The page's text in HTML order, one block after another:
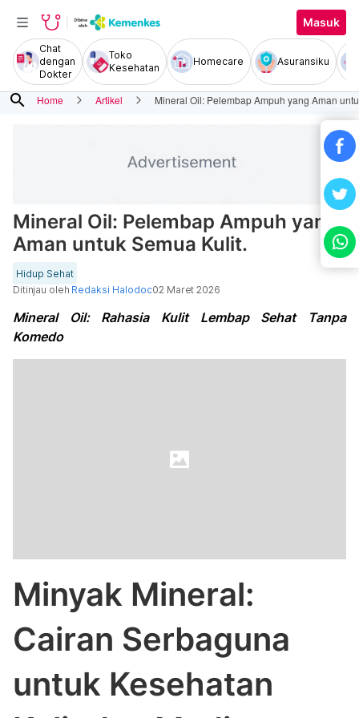
Masuk
Chat
dengan
Dokter
Toko
Kesehatan
Homecare Asuransiku
search Home Artikel Mineral Oil: Pelembap Ampuh yang Aman
Mineral Oil: Pelembap Ampuh yang
Aman untuk Semua Kulit.
Hidup Sehat
Ditinjau oleh Redaksi Halodoc02 Maret 2026
Mineral Oil: Rahasia Kulit Lembap Sehat Tanpa
Komedo
Minyak Mineral:
Cairan Serbaguna
untuk Kesehatan